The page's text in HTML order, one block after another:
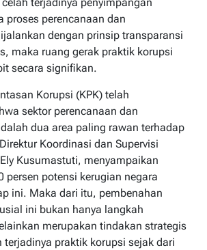
proses perencanaan dan
dengan prinsip transparansi
maka ruang gerak praktik korupsi
secara signifikan.
Korupsi (KPK) telah
sektor perencanaan dan
dua area paling rawan terhadap
Koordinasi dan Supervisi
Kusumastuti, menyampaikan
persen potensi kerugian negara
ini. Maka dari itu, pembenahan
ini bukan hanya langkah
merupakan tindakan strategis
terjadinya praktik korupsi sejak dari